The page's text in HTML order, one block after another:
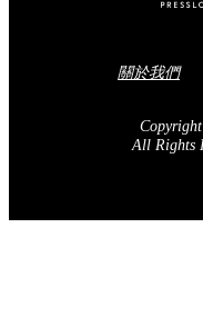
關於我們
All Rights